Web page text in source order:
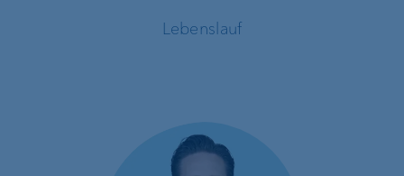
Lebenslauf